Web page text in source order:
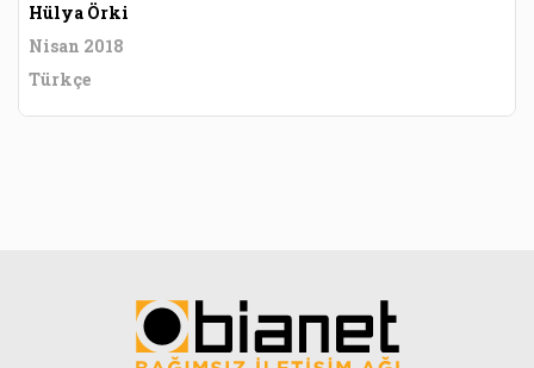
Hülya Örki
Nisan 2018
Türkçe